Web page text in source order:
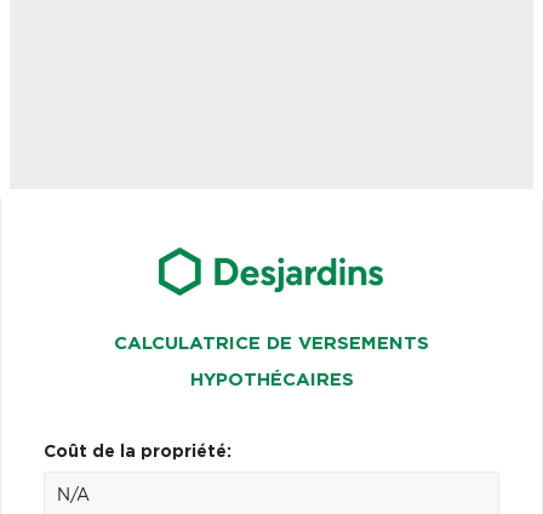
CALCULATRICE DE VERSEMENTS
HYPOTHÉCAIRES
Coût de la propriété: